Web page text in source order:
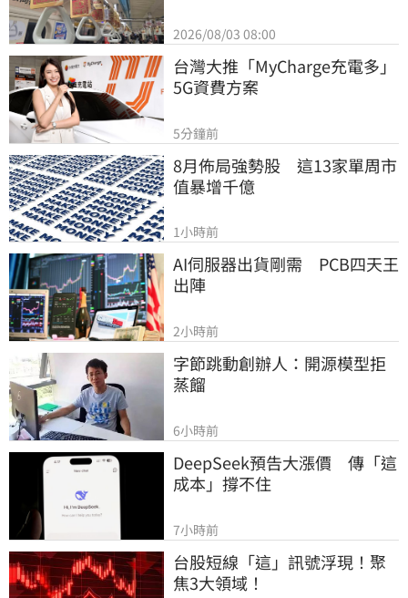
2026/08/03 08:00
台灣大推「MyCharge充電多」
5G資費方案
5分鐘前
8月佈局強勢股　這13家單周市
值暴增千億
1小時前
AI伺服器出貨剛需　PCB四天王
出陣
2小時前
字節跳動創辦人：開源模型拒
蒸餾
6小時前
DeepSeek預告大漲價　傳「這
成本」撐不住
7小時前
台股短線「這」訊號浮現！聚
焦3大領域！